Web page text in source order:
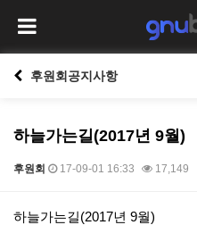
후원회공지사항
하늘가는길(2017년 9월)
후원회 17-09-01 16:33 17,149
본문
하늘가는길(2017년 9월)